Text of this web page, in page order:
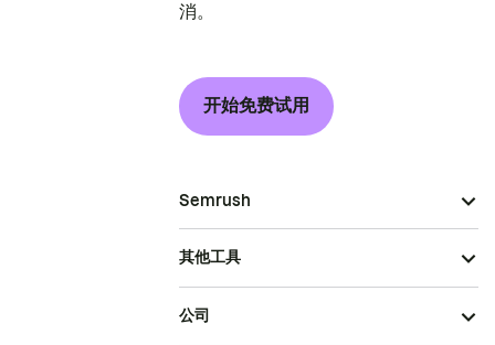
消。
开始免费试用
Semrush
其他工具
公司